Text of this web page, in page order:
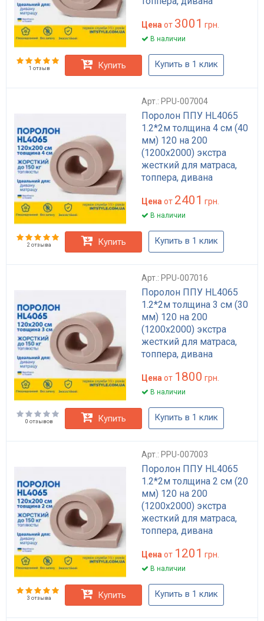
Цена от 3001 грн.
В наличии
1 отзыв Купить Купить в 1 клик
Арт.: PPU-007004
Поролон ППУ HL4065
1.2*2м толщина 4 см (40
мм) 120 на 200
(1200х2000) экстра
жесткий для матраса,
топпера, дивана
Цена от 2401 грн.
В наличии
2 отзыва Купить Купить в 1 клик
Арт.: PPU-007016
Поролон ППУ HL4065
1.2*2м толщина 3 см (30
мм) 120 на 200
(1200х2000) экстра
жесткий для матраса,
топпера, дивана
Цена от 1800 грн.
В наличии
0 отзывов Купить Купить в 1 клик
Арт.: PPU-007003
Поролон ППУ HL4065
1.2*2м толщина 2 см (20
мм) 120 на 200
(1200х2000) экстра
жесткий для матраса,
топпера, дивана
Цена от 1201 грн.
В наличии
3 отзыва Купить Купить в 1 клик